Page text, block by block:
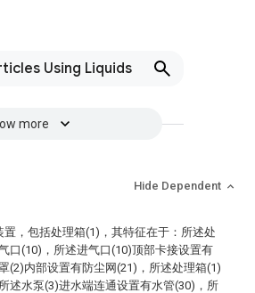
Using Liquids
more
Hide Dependent
置，包括处理箱(1)，其特征在于：所述处
口(10)，所述进气口(10)顶部卡接设置有
(2)内部设置有防尘网(21)，所述处理箱(1)
述水泵(3)进水端连通设置有水管(30)，所